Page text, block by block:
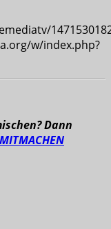
w/index.php?
Dann
MITMACHEN